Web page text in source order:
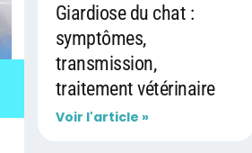
Giardiose du chat :
symptômes,
transmission,
traitement vétérinaire
Voir l'article »